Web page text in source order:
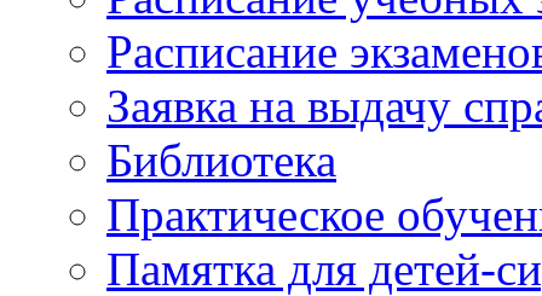
Расписание
Заявка на выдачу
Библиотека
Практическое
Памятка для детей-